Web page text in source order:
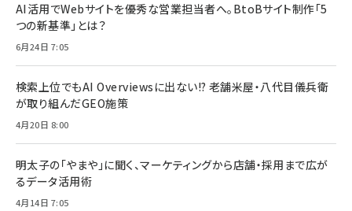
AI活用でWebサイトを優秀な営業担当者へ。BtoBサイト制作「5
つの新基準」とは？
6月24日 7:05
検索上位でもAI Overviewsに出ない!? 老舗米屋・八代目儀兵衛
が取り組んだGEO施策
4月20日 8:00
明太子の「やまや」に聞く、マーケティングから店舗・採用まで広が
るデータ活用術
4月14日 7:05